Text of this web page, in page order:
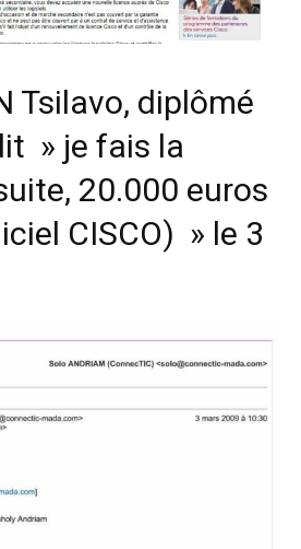
Tsilavo, diplômé
» je fais la
20.000 euros
CISCO) » le 3